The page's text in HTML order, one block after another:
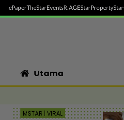
ePaperTheStarEventsR.AGEStarProperty
Utama
MSTAR | VIRAL